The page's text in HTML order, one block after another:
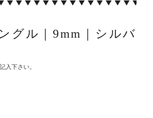
グル｜9mm｜シルバ
入下さい。